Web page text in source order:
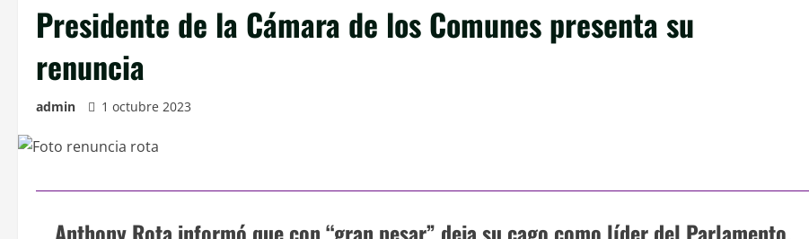
Presidente de la Cámara de los Comunes presenta su
renuncia
admin 1 octubre 2023